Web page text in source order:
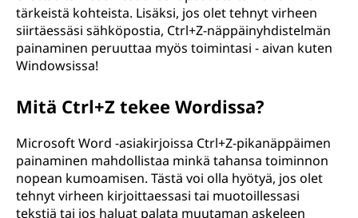
tärkeistä kohteista. Lisäksi, jos olet tehnyt virheen
siirtäessäsi sähköpostia, Ctrl+Z-näppäinyhdistelmän
painaminen peruuttaa myös toimintasi - aivan kuten
Windowsissa!
Mitä Ctrl+Z tekee Wordissa?
Microsoft Word -asiakirjoissa Ctrl+Z-pikanäppäimen
painaminen mahdollistaa minkä tahansa toiminnon
nopean kumoamisen. Tästä voi olla hyötyä, jos olet
tehnyt virheen kirjoittaessasi tai muotoillessasi
tekstiä tai jos haluat palata muutaman askeleen